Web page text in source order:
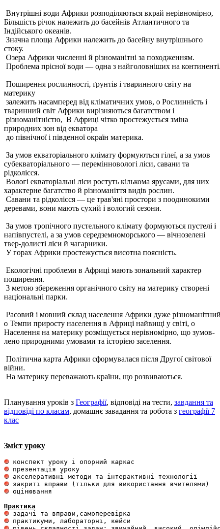
Внутрішні води Африки розподіляються вкрай нерівномірно,
Більшість річок належить до басейнів Атлантичного та
Індійського океанів.
Значна площа Африки належить до басейну внутрішнього
стоку.
Озера Африки численні й різноманітні за походженням.
Проблема прісної води — одна з найголовніших на
Поширення рослинності, ґрунтів і тваринного світу на
материку
залежить насамперед від кліматичних умов, о Рослинність і
тваринний світ Африки вирізняються багатством і
різноманітністю, В Африці чітко простежується зміна
природних зон від екватора
до північної і південної окраїн материка.
За умов екваторіального клімату формуються гілеї, а за умов
субекваторіального — перемінновологі ліси, савани та
рідколісся.
Вологі екваторіальні ліси ростуть кількома ярусами, для них
характерне багатство й різноманіття видів рослин.
Савани та рідколісся — це трав'яні простори з поодинокими
деревами, вони мають сухий і вологий сезони.
За умов тропічного пустельного клімату формуються пустелі і
напівпустелі, а за умов середземноморського — вічнозелені
твер-долисті ліси й чагарники.
У горах Африки простежується висотна поясність.
Екологічні проблеми в Африці мають зональний характер
поширення.
3 метою збереження органічного світу на материку створені
національні парки.
Расовий і мовний склад населення Африки дуже
о Темпи приросту населення в Африці найвищі у світі, о
Населення на материку розміщується нерівномірно, що зумов­
лено природними умовами та історією заселення.
Політична карта Африки сформувалася після Другої світової
війни.
На материку переважають країни, що розвиваються.
Планування уроків з Географії, відповіді на тести, завдання та
відповіді по класам, домашнє завадання та робота з географії 7
клас
Зміст уроку
оцінювання
Практика